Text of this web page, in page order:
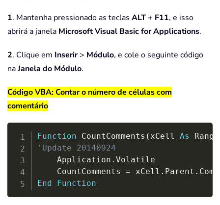
1. Mantenha pressionado as teclas ALT + F11, e isso
abrirá a janela Microsoft Visual Basic for Applications.
2. Clique em Inserir> Módulo, e cole o seguinte código
naJanela do Módulo.
Código VBA: Contar o número de células com
comentário
Function CountComments ( xCell As Range
'Update 20140924
    Application
. Volatile
    CountComments
= xCell . Parent .
End
Function
Copy